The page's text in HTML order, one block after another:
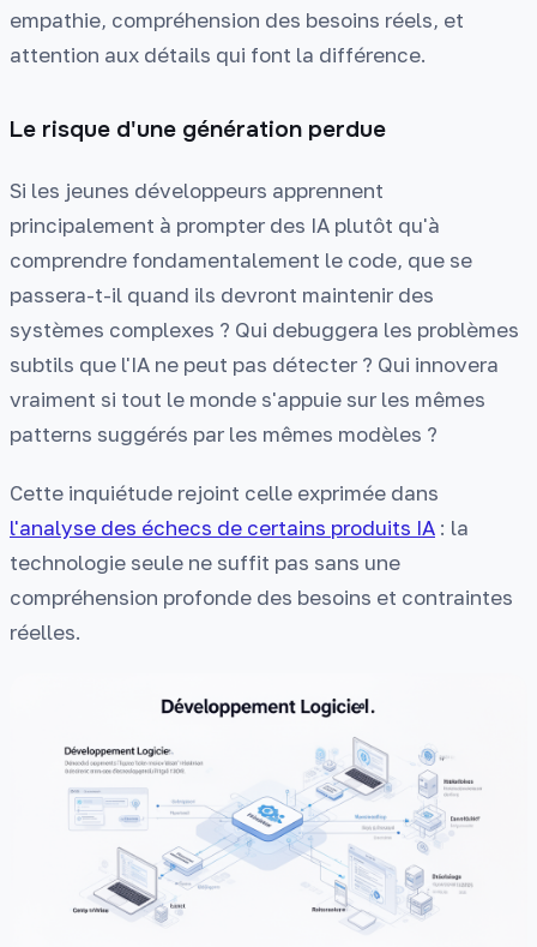
empathie, compréhension des besoins réels, et
attention aux détails qui font la différence.
Le risque d'une génération perdue
Si les jeunes développeurs apprennent
principalement à prompter des IA plutôt qu'à
comprendre fondamentalement le code, que se
passera-t-il quand ils devront maintenir des
systèmes complexes ? Qui debuggera les problèmes
subtils que l'IA ne peut pas détecter ? Qui innovera
vraiment si tout le monde s'appuie sur les mêmes
patterns suggérés par les mêmes modèles ?
Cette inquiétude rejoint celle exprimée dans
l'analyse des échecs de certains produits IA : la
technologie seule ne suffit pas sans une
compréhension profonde des besoins et contraintes
réelles.